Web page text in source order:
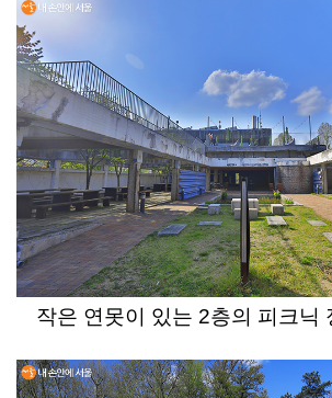
작은 연못이 있는 2층의 피크닉